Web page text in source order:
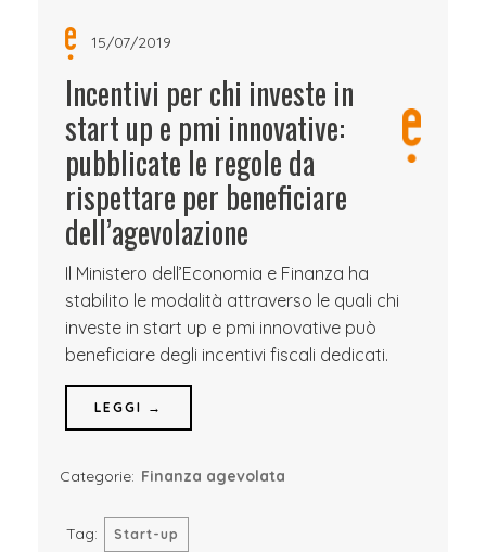
15/07/2019
Incentivi per chi investe in
start up e pmi innovative:
pubblicate le regole da
rispettare per beneficiare
dell’agevolazione
Il Ministero dell’Economia e Finanza ha
stabilito le modalità attraverso le quali chi
investe in start up e pmi innovative può
beneficiare degli incentivi fiscali dedicati.
LEGGI →
Categorie: Finanza agevolata
Tag: Start-up